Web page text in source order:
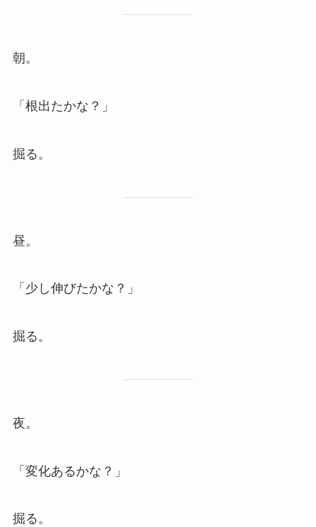
朝。
「根出たかな？」
掘る。
昼。
「少し伸びたかな？」
掘る。
夜。
「変化あるかな？」
掘る。